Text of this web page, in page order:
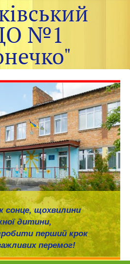
№1
сонце, щохвилини
дитини,
перший крок
перемог!